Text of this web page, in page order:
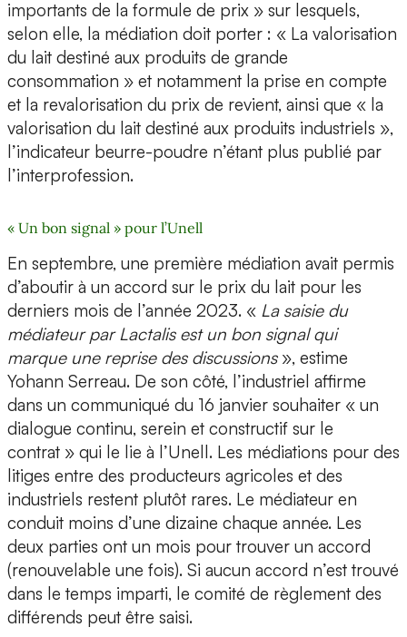
importants de la formule de prix » sur lesquels,
selon elle, la médiation doit porter : « La valorisation
du lait destiné aux produits de grande
consommation » et notamment la prise en compte
et la revalorisation du prix de revient, ainsi que « la
valorisation du lait destiné aux produits industriels »,
l’indicateur beurre-poudre n’étant plus publié par
l’interprofession.
« Un bon signal » pour l’Unell
En septembre, une première médiation avait permis
d’aboutir à un accord sur le prix du lait pour les
derniers mois de l’année 2023. « La saisie du
médiateur par Lactalis est un bon signal qui
marque une reprise des discussions», estime
Yohann Serreau. De son côté, l’industriel affirme
dans un communiqué du 16 janvier souhaiter « un
dialogue continu, serein et constructif sur le
contrat » qui le lie à l’Unell. Les médiations pour des
litiges entre des producteurs agricoles et des
industriels restent plutôt rares. Le médiateur en
conduit moins d’une dizaine chaque année. Les
deux parties ont un mois pour trouver un accord
(renouvelable une fois). Si aucun accord n’est trouvé
dans le temps imparti, le comité de règlement des
différends peut être saisi.